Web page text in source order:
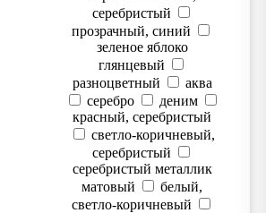
серебристый
прозрачный, синий
зеленое яблоко
глянцевый
разноцветный
аква
серебро
деним
красный, серебристый
светло-коричневый,
серебристый
серебристый металлик
матовый
белый,
светло-коричневый